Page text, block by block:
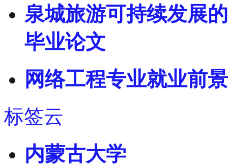
泉城旅游可持续发展
毕业论文
网络工程专业就业前
标签云
内蒙古大学